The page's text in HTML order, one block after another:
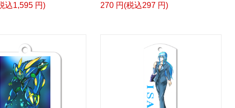
込1,595 円) 270 円(税込297 円)